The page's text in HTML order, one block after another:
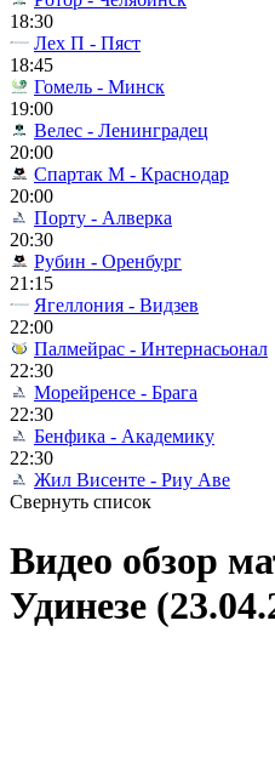
18:30
Лех П - Пяст
18:45
Гомель - Минск
19:00
Велес - Ленинградец
20:00
Спартак М - Краснодар
20:00
Порту - Алверка
20:30
Рубин - Оренбург
21:15
Ягеллония - Видзев
22:00
Палмейрас - Интернасьонал
22:30
Морейренсе - Брага
22:30
Бенфика - Академику
22:30
Жил Висенте - Риу Аве
Свернуть список
Видео обзор
Удинезе